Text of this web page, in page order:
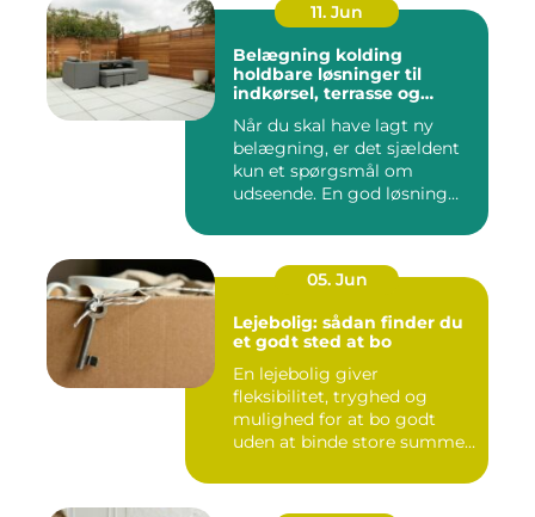
11. Jun
Belægning kolding
holdbare løsninger til
indkørsel, terrasse og
Når du skal have lagt ny
belægning, er det sjældent
kun et spørgsmål om
udseende. En god løsning
05. Jun
Lejebolig: sådan finder du
et godt sted at bo
En lejebolig giver
fleksibilitet, tryghed og
mulighed for at bo godt
uden at binde store summer